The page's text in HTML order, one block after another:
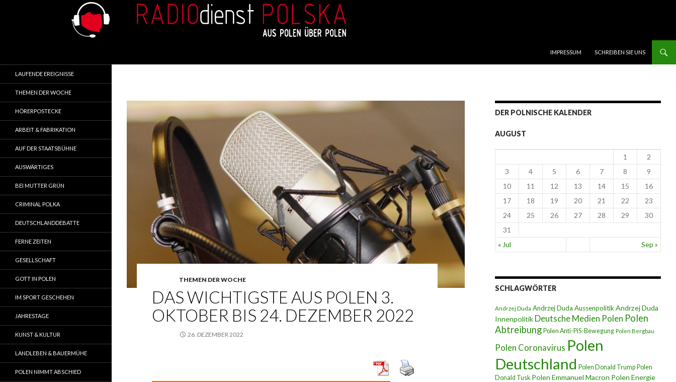
IMPRESSUM
SCHREIBEN SIE UNS
THEMEN DER WOCHE
DAS WICHTIGSTE AUS POLEN 3.
OKTOBER BIS 24. DEZEMBER 2022
26. DEZEMBER 2022
DER POLNISCHE KALENDER
AUGUST
« Jul Sep »
1
2
3
4 5 6 7 8
9
10
11 12 13 14 15
16
17
18 19 20 21 22
23
24
25 26 27 28 29
30
31
SCHLAGWÖRTER
Andrzej Duda Andrzej Duda Aussenpolitik Andrzej Duda
Innenpolitik Deutsche Medien Polen Polen
Abtreibung Polen Anti-PiS-Bewegung Polen Bergbau
Polen Coronavirus Polen
Deutschland Polen Donald Trump Polen
Donald Tusk Polen Emmanuel Macron Polen Energie
LAUFENDE EREIGNISSE
THEMEN DER WOCHE
HÖRERPOSTECKE
ARBEIT & FABRIKATION
AUF DER STAATSBÜHNE
AUSWÄRTIGES
BEI MUTTER GRÜN
CRIMINAL POLKA
DEUTSCHLANDDEBATTE
FERNE ZEITEN
GESELLSCHAFT
GOTT IN POLEN
IM SPORT GESCHEHEN
JAHRESTAGE
KUNST & KULTUR
LANDLEBEN & BAUERMÜHE
POLEN NIMMT ABSCHIED